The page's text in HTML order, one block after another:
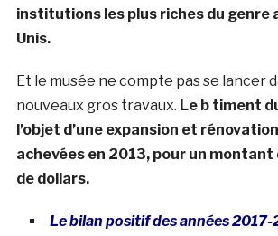
institutions les plus riches du
Unis.
Et le musée ne compte pas se lancer
nouveaux gros travaux. Le b timent
l’objet d’une expansion et
achevées en 2013, pour un montant
de dollars.
Le bilan positif des années 2017-